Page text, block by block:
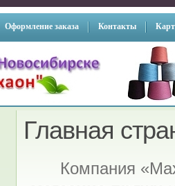
Оформление заказа Контакты
Главная
Компания